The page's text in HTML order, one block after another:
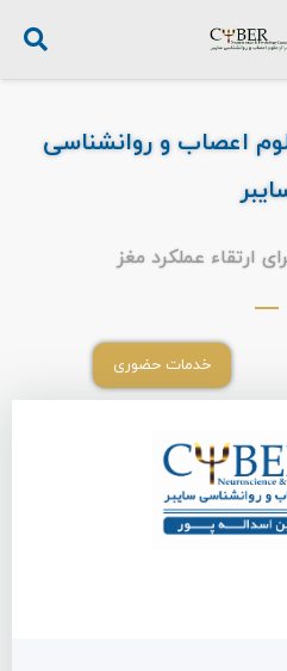
اعصاب و روانشناسی
ارتقاء عملکرد مغز
خدمات حضوری